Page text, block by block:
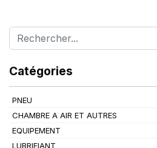
Catégories
PNEU
CHAMBRE A AIR ET AUTRES
EQUIPEMENT
LUBRIFIANT